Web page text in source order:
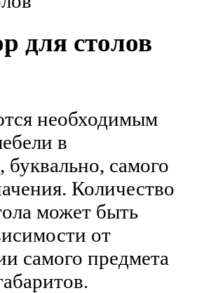
для столов
необходимым
в
самого
Количество
может быть
от
самого предмета